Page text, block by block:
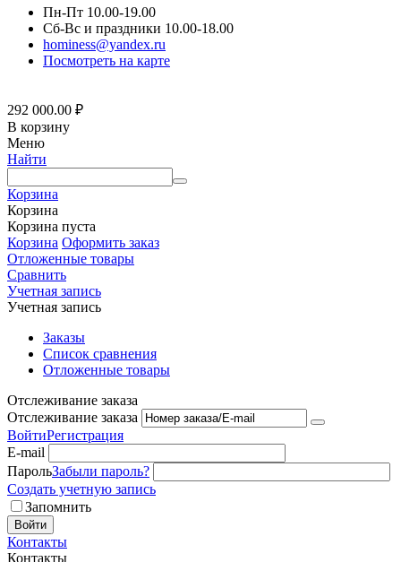
Пн-Пт 10.00-19.00
Сб-Вс и праздники 10.00-18.00
hominess@yandex.ru
Посмотреть на карте
292 000.00 ₽
В корзину
Меню
Найти
Корзина
Корзина
Корзина пуста
Корзина Оформить заказ
Отложенные товары
Сравнить
Учетная запись
Учетная запись
Заказы
Список сравнения
Отложенные товары
Отслеживание заказа
Отслеживание заказа
ВойтиРегистрация
E-mail
ПарольЗабыли пароль?
Создать учетную запись
Запомнить
Войти
Контакты
Контакты